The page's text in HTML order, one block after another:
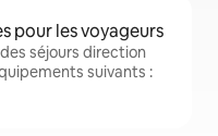
pour les voyageurs
séjours direction
suivants :